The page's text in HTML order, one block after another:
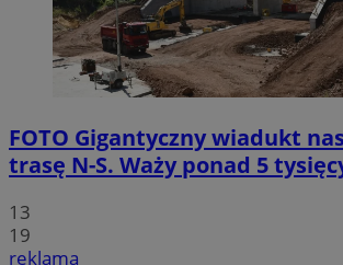
FOTO Gigantyczny wiadukt
trasę N-S. Waży ponad 5
13
19
reklama